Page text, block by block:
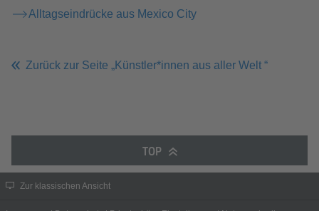
Alltagseindrücke aus Mexico City
Zurück zur Seite „Künstler*innen aus aller Welt “
TOP
Zur klassischen Ansicht